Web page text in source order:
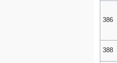
386
388